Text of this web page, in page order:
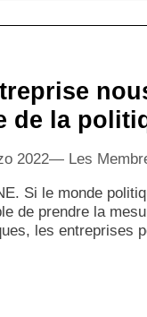
de la
2022
Les
Si le monde
de prendre la
les entreprises